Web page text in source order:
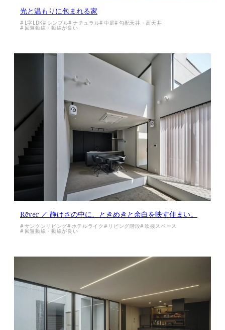
光と温もりに包まれる家
L字LDK シンプル ナチュラル 中庭 勾配天井・高天井
回遊動線・動線が良い
Rēver ／ 静けさの中に、ときめきと余白を映す住まい。
サンクンリビング ホテルライク リビング階段 吹抜スペース
回遊動線・動線が良い